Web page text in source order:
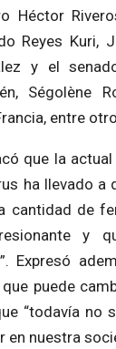
Héctor
Reyes Kuri,
y el
Ségolène
entre
que la
ha llevado a
cantidad de
y
Expresó
puede
“todavía no
en nuestra